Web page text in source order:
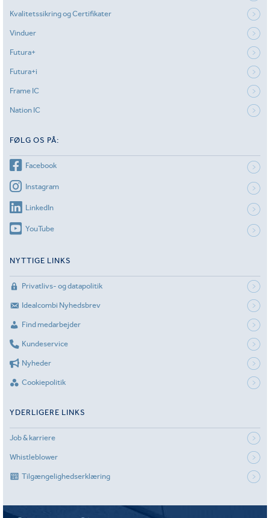
Kvalitetssikring og Certifikater
Vinduer
Futura+
Futura+i
Frame IC
Nation IC
FØLG OS PÅ:
Facebook
Instagram
LinkedIn
YouTube
NYTTIGE LINKS
Privatlivs- og datapolitik
Idealcombi Nyhedsbrev
Find medarbejder
Kundeservice
Nyheder
Cookiepolitik
YDERLIGERE LINKS
Job & karriere
Whistleblower
Tilgængelighedserklæring